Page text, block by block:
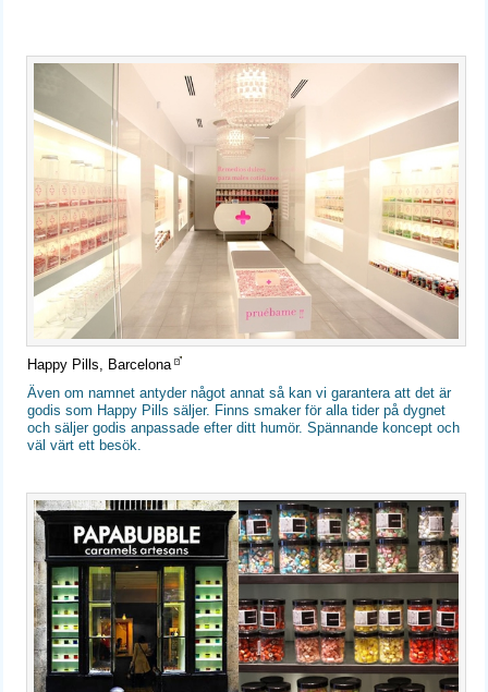
Happy Pills, Barcelona
Även om namnet antyder något annat så kan vi garantera att det är
godis som Happy Pills säljer. Finns smaker för alla tider på dygnet
och säljer godis anpassade efter ditt humör. Spännande koncept och
väl värt ett besök.